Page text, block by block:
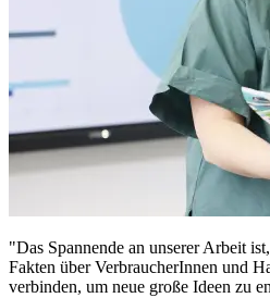
"Das Spannende an unserer Arbeit
Fakten über VerbraucherInnen und
verbinden, um neue große Ideen zu